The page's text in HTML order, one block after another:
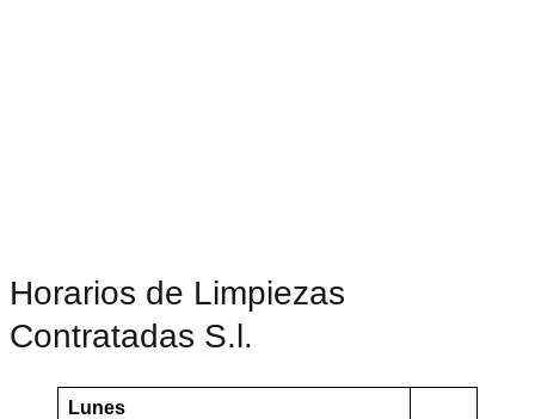
Horarios de Limpiezas
Contratadas S.l.
Lunes